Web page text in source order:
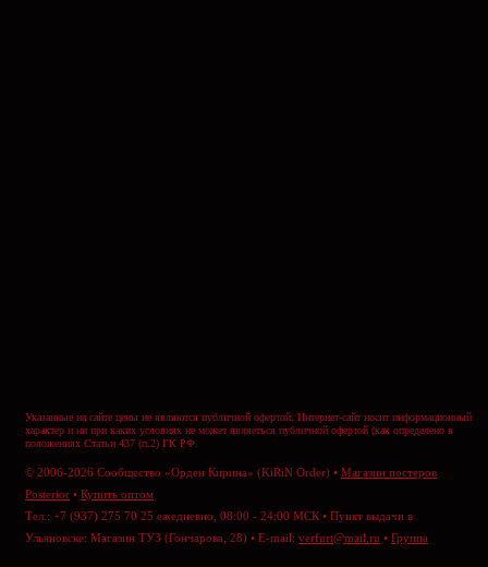
Указанные на сайте цены не являются публичной офертой. Интернет-сайт носит информационный
характер и ни при каких условиях не может являеться публичной офертой (как определено в
положениях Статьи 437 (п.2) ГК РФ.
© 2006-2026 Сообщество «Орден Кирина» (KiRiN Order) • Магазин постеров
Posterior • Купить оптом
Тел.: +7 (937) 275 70 25 ежедневно, 08:00 - 24:00 МСК • Пункт выдачи в
Ульяновске: Магазин ТУЗ (Гончарова, 28) • E-mail: verfurt@mail.ru • Группа